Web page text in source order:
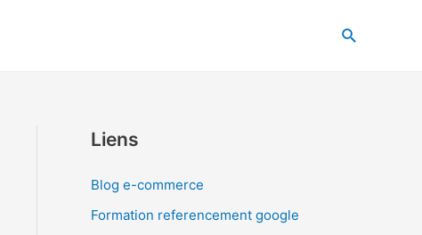
Liens
Blog e-commerce
Formation referencement google